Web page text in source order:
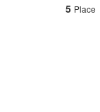
5 Place